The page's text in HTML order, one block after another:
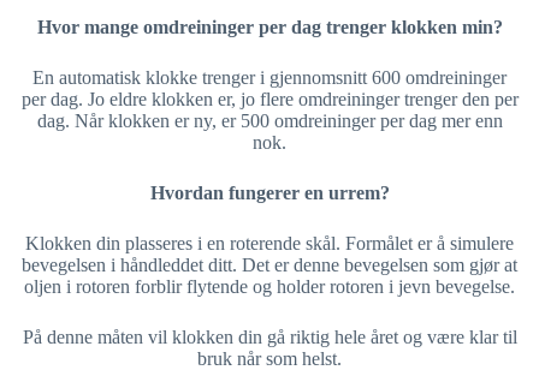
Hvor mange omdreininger per dag trenger klokken min?
En automatisk klokke trenger i gjennomsnitt 600 omdreininger
per dag. Jo eldre klokken er, jo flere omdreininger trenger den per
dag. Når klokken er ny, er 500 omdreininger per dag mer enn
nok.
Hvordan fungerer en urrem?
Klokken din plasseres i en roterende skål. Formålet er å simulere
bevegelsen i håndleddet ditt. Det er denne bevegelsen som gjør at
oljen i rotoren forblir flytende og holder rotoren i jevn bevegelse.
På denne måten vil klokken din gå riktig hele året og være klar til
bruk når som helst.